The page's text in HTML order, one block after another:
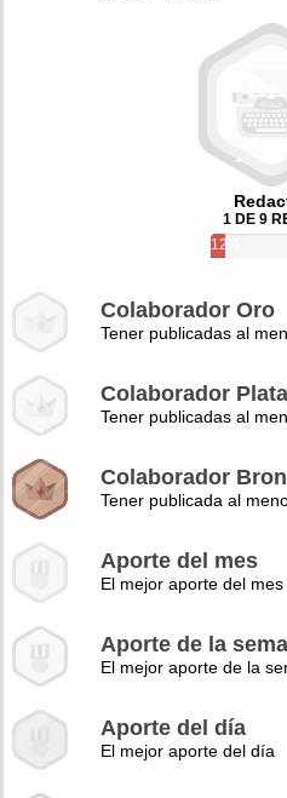
1 DE 9
12%
Colaborador Oro
Tener publicadas al
Colaborador Plata
Tener publicadas al
Colaborador
Tener publicada al
Aporte del mes
El mejor aporte del mes
Aporte de la
El mejor aporte de la
Aporte del día
El mejor aporte del día